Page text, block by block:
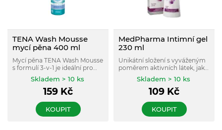
TENA Wash Mousse
mycí pěna 400 ml
Mycí pěna TENA Wash Mousse
s formulí 3-v-1 je ideální pro
čištění, regeneraci a ochranu i
nejjemnější pokožky osob s
inkontinencí. Alternativa
mýdla a vody a ošetřujících
přípravků. Neoplachuje se.
Skladem > 10 ks
159 Kč
KOUPIT
MedPharma Intimní gel
230 ml
Unikátní složení s vyváženým
poměrem aktivních látek, jako
je bakteriální lyzát, kyselina
hyaluronová, panthenol,
allantoin, kyselina mléčná a
jemné mycí složky, čistí a
přináší naprosto jedinečný
komfort a pocit svěžesti v
Skladem > 10 ks
109 Kč
KOUPIT